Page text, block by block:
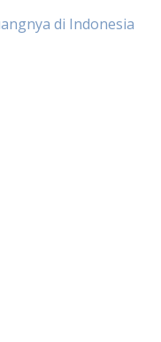
di Indonesia